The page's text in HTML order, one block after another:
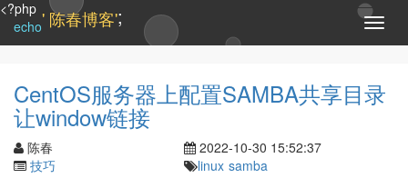
T
o
l
<?php
echo' 陈春博客';
CentOS服务器上配置SAMBA共享目录
让window链接
陈春
2022-10-30 15:52:37
技巧
linux samba